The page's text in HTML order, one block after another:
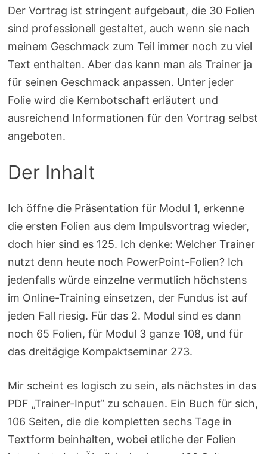
Der Vortrag ist stringent aufgebaut, die 30 Folien
sind professionell gestaltet, auch wenn sie nach
meinem Geschmack zum Teil immer noch zu viel
Text enthalten. Aber das kann man als Trainer ja
für seinen Geschmack anpassen. Unter jeder
Folie wird die Kernbotschaft erläutert und
ausreichend Informationen für den Vortrag selbst
angeboten.
Der Inhalt
Ich öffne die Präsentation für Modul 1, erkenne
die ersten Folien aus dem Impulsvortrag wieder,
doch hier sind es 125. Ich denke: Welcher Trainer
nutzt denn heute noch PowerPoint-Folien? Ich
jedenfalls würde einzelne vermutlich höchstens
im Online-Training einsetzen, der Fundus ist auf
jeden Fall riesig. Für das 2. Modul sind es dann
noch 65 Folien, für Modul 3 ganze 108, und für
das dreitägige Kompaktseminar 273.
Mir scheint es logisch zu sein, als nächstes in das
PDF „Trainer-Input“ zu schauen. Ein Buch für sich,
106 Seiten, die die kompletten sechs Tage in
Textform beinhalten, wobei etliche der Folien